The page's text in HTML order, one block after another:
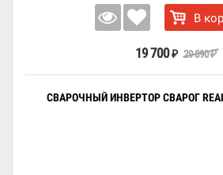
В
19 700 ₽ 29 890₽
СВАРОЧНЫЙ ИНВЕРТОР СВАРОГ REAL